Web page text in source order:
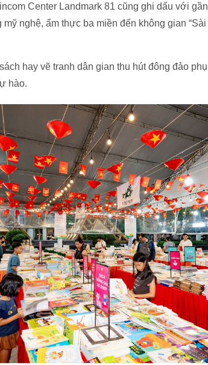
Center Landmark 81 cũng ghi dấu với
nghệ, ẩm thực ba miền đến không gian “Sài
hay vẽ tranh dân gian thu hút đông đảo
hào.